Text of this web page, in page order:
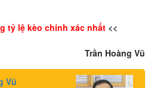
tỷ lệ kèo chính xác nhất<<
Trần Hoàng Vũ
Vũ